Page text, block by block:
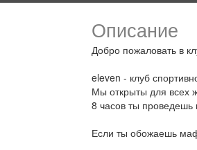
Описание
Добро пожаловать в
eleven - клуб
Мы открыты для всех
8 часов ты
Если ты обожаешь